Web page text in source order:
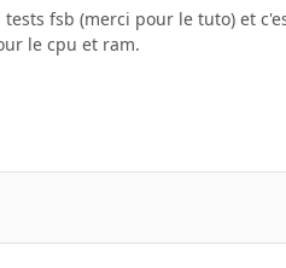
fsb (merci pour le tuto) et
le cpu et ram.